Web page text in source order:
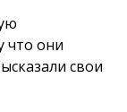
что они
свои